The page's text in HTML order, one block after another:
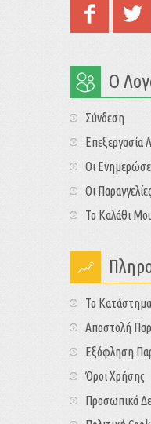
Ο
Σύνδεση
Επεξεργασία
Οι
Οι
Το Καλάθι
Το
Αποστολή
Εξόφληση
Όροι Χρήσης
Προσωπικά